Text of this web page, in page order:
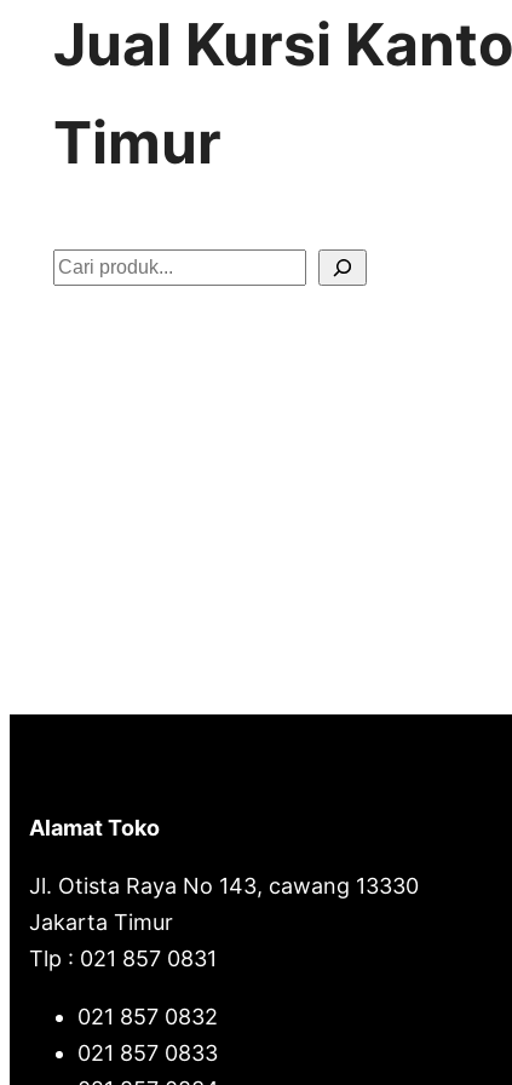
Jual Kursi
Timur
S
Alamat Toko
Jl. Otista Raya No 143, cawang 13330
Jakarta Timur
Tlp : 021 857 0831
021 857 0832
021 857 0833